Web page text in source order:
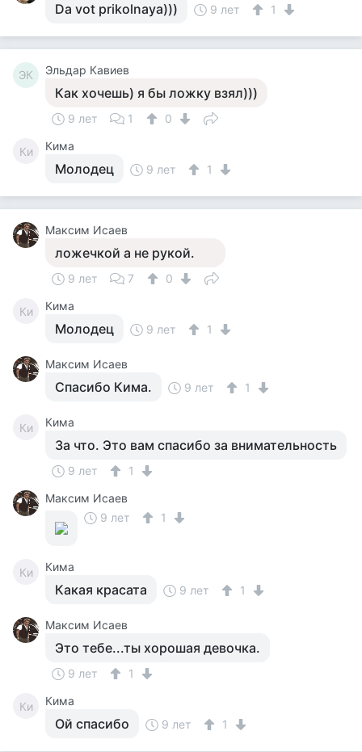
Da vot prikolnaya))) 9 лет 1
ЭК Эльдар Кавиев
Как хочешь) я бы ложку взял)))
9 лет 1 0
Ки Кима
Молодец 9 лет 1
Максим Исаев
ложечкой а не рукой.
9 лет 7 0
Ки Кима
Молодец 9 лет 1
Максим Исаев
Спасибо Кима. 9 лет 1
Ки Кима
За что. Это вам спасибо за внимательность
9 лет
1
Максим Исаев
9 лет
1
Ки Кима
Какая красата 9 лет 1
Максим Исаев
Это тебе...ты хорошая девочка.
9 лет 1
Ки Кима
Ой спасибо 9 лет 1